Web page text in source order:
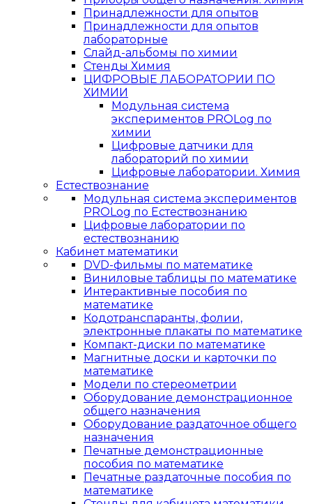
Принадлежности для опытов
Принадлежности для опытов
лабораторные
Слайд-альбомы по химии
Стенды Химия
ЦИФРОВЫЕ ЛАБОРАТОРИИ ПО
ХИМИИ
Модульная система
экспериментов PROLog по
химии
Цифровые датчики для
лабораторий по химии
Цифровые лаборатории. Химия
Естествознание
Модульная система экспериментов
PROLog по Естествознанию
Цифровые лаборатории по
естествознанию
Кабинет математики
DVD-фильмы по математике
Виниловые таблицы по математике
Интерактивные пособия по
математике
Кодотранспаранты, фолии,
электронные плакаты по математике
Компакт-диски по математике
Магнитные доски и карточки по
математике
Модели по стереометрии
Оборудование демонстрационное
общего назначения
Оборудование раздаточное общего
назначения
Печатные демонстрационные
пособия по математике
Печатные раздаточные пособия по
математике